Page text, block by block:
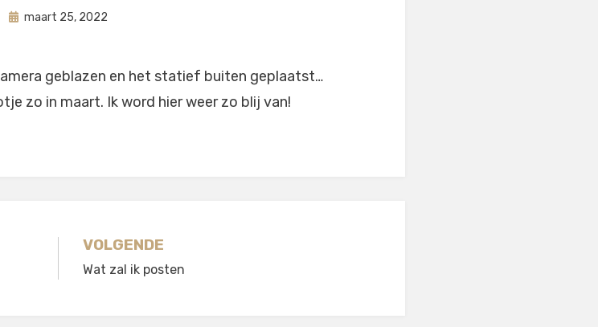
doorastrid
Geplaatst
maart 25, 2022
geblazen en het statief buiten geplaatst…
zo in maart. Ik word hier weer zo blij van!
VOLGENDE
Wat zal ik posten